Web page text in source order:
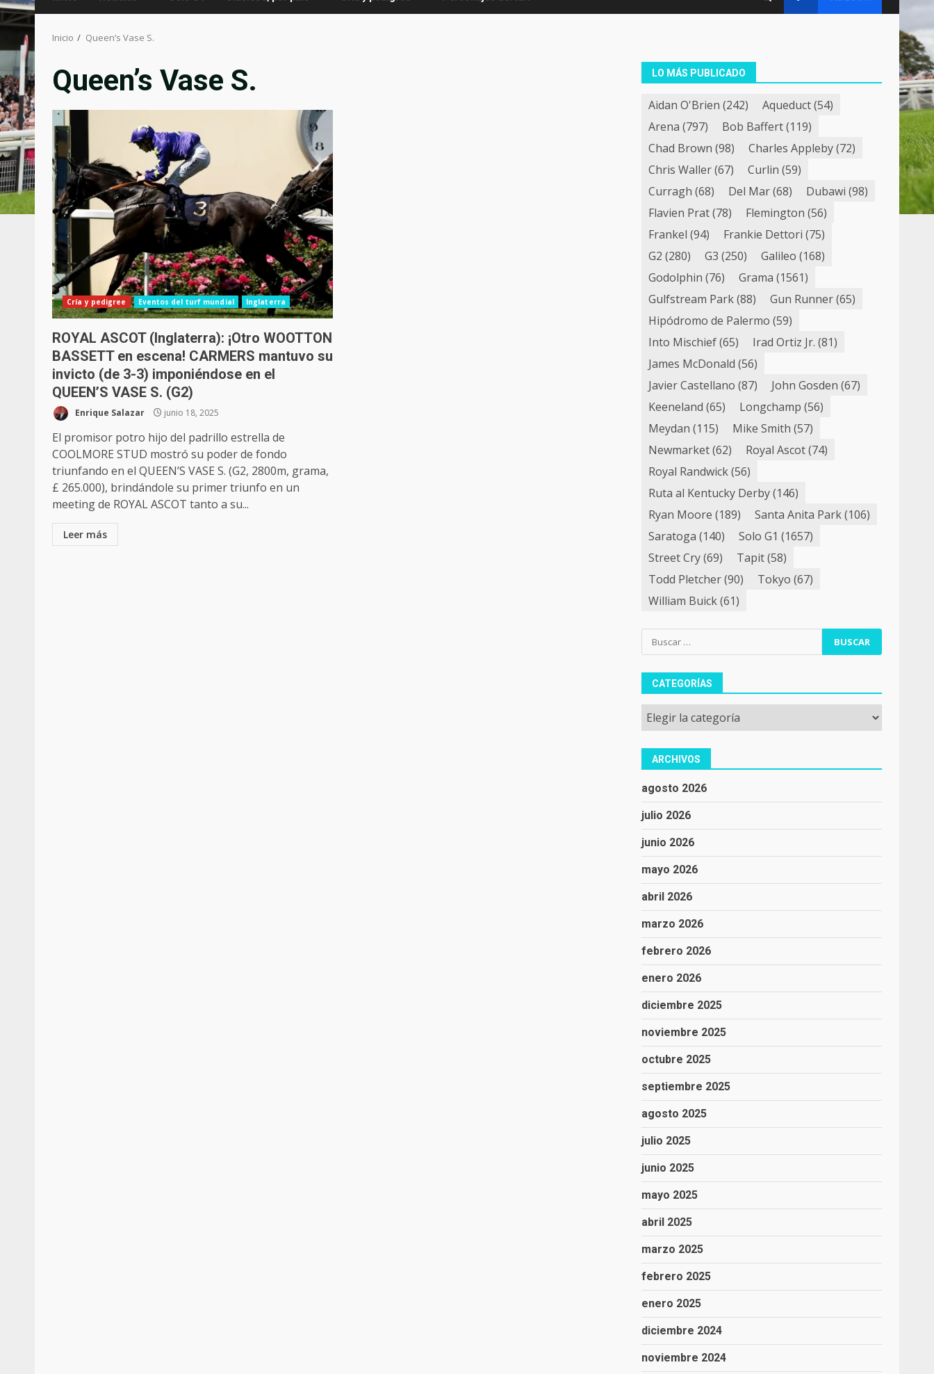
Inicio Queen’s Vase S.
Queen’s Vase S.
Cría y pedigree Eventos del turf mundial Inglaterra
ROYAL ASCOT (Inglaterra): ¡Otro WOOTTON
BASSETT en escena! CARMERS mantuvo su
invicto (de 3-3) imponiéndose en el
QUEEN’S VASE S. (G2)
Enrique Salazar junio 18, 2025
El promisor potro hijo del padrillo estrella de
COOLMORE STUD mostró su poder de fondo
triunfando en el QUEEN’S VASE S. (G2, 2800m, grama,
£ 265.000), brindándole su primer triunfo en un
meeting de ROYAL ASCOT tanto a su...
Leer más
LO MÁS PUBLICADO
Aidan O'Brien (242) Aqueduct(54)
Arena (797) Bob Baffert(119)
Chad Brown (98) Charles Appleby(72)
Chris Waller(67) Curlin (59)
Curragh (68) Del Mar(68) Dubawi (98)
Flavien Prat(78) Flemington (56)
Frankel (94) Frankie Dettori (75)
G2 (280) G3 (250) Galileo (168)
Godolphin (76) Grama (1561)
Gulfstream Park(88) Gun Runner(65)
Hipódromo de Palermo (59)
Into Mischief(65) Irad Ortiz Jr. (81)
James McDonald (56)
Javier Castellano (87) John Gosden (67)
Keeneland (65) Longchamp (56)
Meydan (115) Mike Smith (57)
Newmarket(62) Royal Ascot(74)
Royal Randwick(56)
Ruta al Kentucky Derby(146)
Ryan Moore (189) Santa Anita Park(106)
Saratoga (140) Solo G1 (1657)
Street Cry(69) Tapit(58)
Todd Pletcher(90) Tokyo (67)
William Buick(61)
Buscar:
CATEGORÍAS
Categorías
ARCHIVOS
agosto 2026
julio 2026
junio 2026
mayo 2026
abril 2026
marzo 2026
febrero 2026
enero 2026
diciembre 2025
noviembre 2025
octubre 2025
septiembre 2025
agosto 2025
julio 2025
junio 2025
mayo 2025
abril 2025
marzo 2025
febrero 2025
enero 2025
diciembre 2024
noviembre 2024